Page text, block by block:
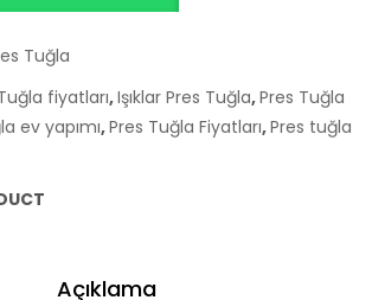
Tuğla
fiyatları,Işıklar Pres Tuğla,Pres Tuğla
ev yapımı,Pres Tuğla Fiyatları,Pres tuğla
Açıklama